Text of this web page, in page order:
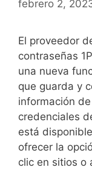
febrero 2,
El proveedor
contraseñas
una nueva
que guarda y
información
credenciales
está
ofrecer la
clic en sitios o